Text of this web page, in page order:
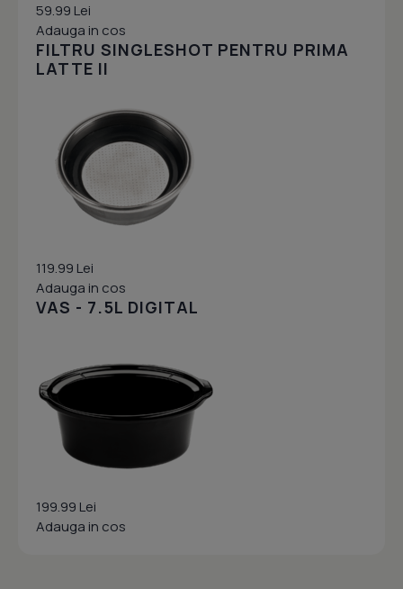
59.99 Lei
Adauga in cos
FILTRU SINGLESHOT PENTRU PRIMA
LATTE II
119.99 Lei
Adauga in cos
VAS - 7.5L DIGITAL
199.99 Lei
Adauga in cos